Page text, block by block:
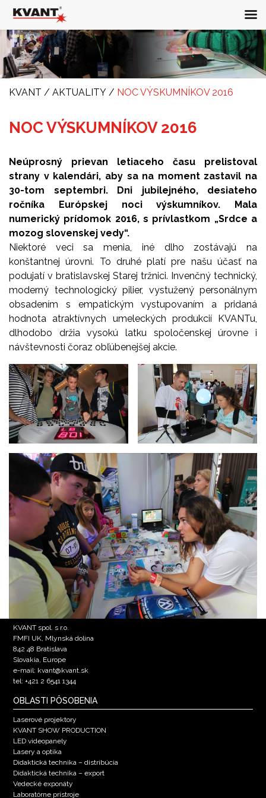
KVANT / AKTUALITY / NOC VÝSKUMNÍKOV 2016
NOC VÝSKUMNÍKOV 2016
Neúprosný prievan letiaceho času prelistoval
strany v kalendári, aby sa na moment zastavil na
30-tom septembri. Dni jubilejného, desiateho
ročníka Európskej noci výskumníkov. Mala
numerický prídomok 2016, s prívlastkom „Srdce a
mozog slovenskej vedy“.
Niektoré veci sa menia, iné dlho zostávajú na
konštantnej úrovni. To druhé platí pre našu účasť na
podujatí v bratislavskej Starej tržnici. Invenčný technický,
moderný technologický pilier, vystužený personálnym
obsadením s empatickým vystupovaním a pridaná
hodnota atraktívnych umeleckých produkcií KVANTu,
dlhodobo držia vysokú latku spoločenskej úrovne i
návštevnosti čoraz obľúbenejšej akcie.
KVANT spol. s r.o.
FMFI UK, Mlynská dolina
842 48 Bratislava
Slovakia, Europe
e-mail: kvant@kvant.sk
tel: +421 2 6541 1344
OBLASTI PÔSOBENIA
Laserové projektory
KVANT SHOW PRODUCTION
LED videopanely
Lasery a optika
Didaktická technika – distribúcia
Didaktická technika – export
Vedecké exponáty
Laboratórne prístroje